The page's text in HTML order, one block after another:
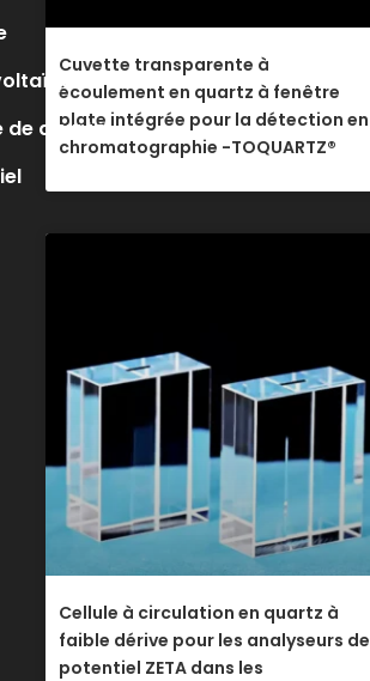
Cuvette transparente à
écoulement en quartz à fenêtre
plate intégrée pour la détection en
chromatographie -TOQUARTZ®
Cellule à circulation en quartz à
faible dérive pour les analyseurs de
potentiel ZETA dans les
de quartz